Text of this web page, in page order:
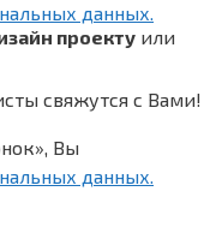
данных.
проекту или
свяжутся с Вами!
Вы
данных.